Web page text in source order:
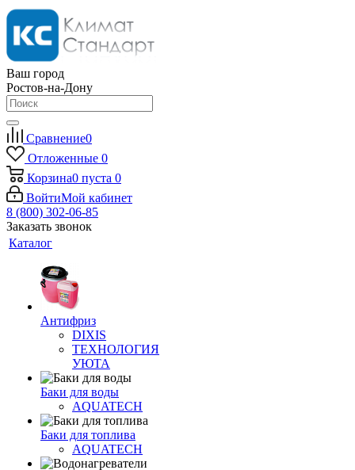
Ваш город
Ростов-на-Дону
Сравнение0
Отложенные 0
Корзина0 пуста 0
ВойтиМой кабинет
8 (800) 302-06-85
Заказать звонок
Каталог
Антифриз
DIXIS
ТЕХНОЛОГИЯ
УЮТА
Баки для воды
AQUATECH
Баки для топлива
AQUATECH